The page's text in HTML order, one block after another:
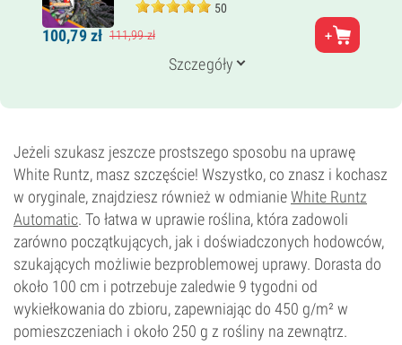
50
Rodzice
Zkittlez x Gelato
30% Sativa
8–9 tygodni
24%
CBD
0–1%
Typ kwitnienia
Fotoperiod
100,79zł 111,99zł
Szczegóły
Jeżeli szukasz jeszcze prostszego sposobu na uprawę
White Runtz, masz szczęście! Wszystko, co znasz i kochasz
w oryginale, znajdziesz również w odmianieWhite Runtz
Automatic. To łatwa w uprawie roślina, która zadowoli
zarówno początkujących, jak i doświadczonych hodowców,
szukających możliwie bezproblemowej uprawy. Dorasta do
około 100 cm i potrzebuje zaledwie 9 tygodni od
wykiełkowania do zbioru, zapewniając do 450 g/m² w
pomieszczeniach i około 250 g z rośliny na zewnątrz.